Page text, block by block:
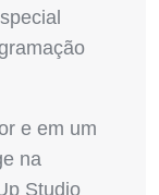
e em um
na
Studio